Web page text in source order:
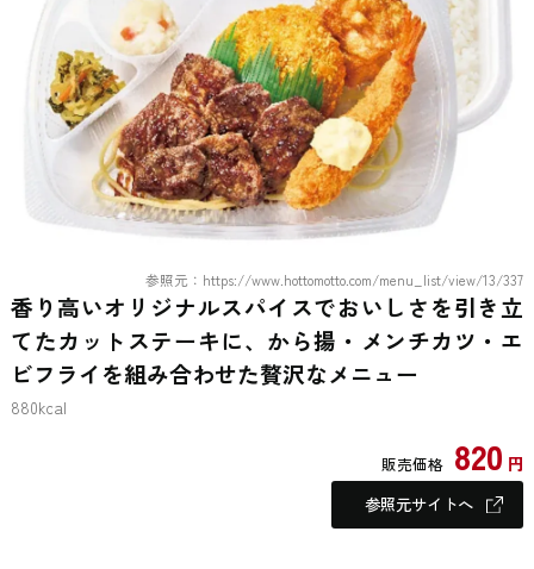
参照元：https://www.hottomotto.com/menu_list/view/13/337
香り高いオリジナルスパイスでおいしさを引き立
てたカットステーキに、から揚・メンチカツ・エ
ビフライを組み合わせた贅沢なメニュー
880kcal
販売価格 820 円
参照元サイトへ